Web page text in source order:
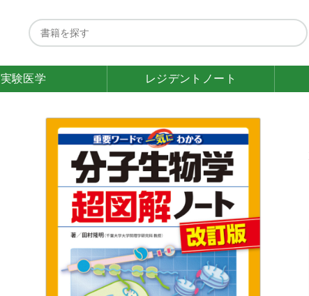
実験医学 レジデント ノート